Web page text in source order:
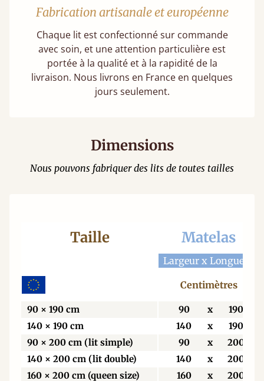
Fabrication artisanale et européenne
Chaque lit est confectionné sur commande
avec soin, et une attention particulière est
portée à la qualité et à la rapidité de la
livraison. Nous livrons en France en quelques
jours seulement.
Dimensions
Nous pouvons fabriquer des lits de toutes tailles
Taille Matelas
Largeur x Longueur
Centimètres
90 × 190 cm 90 x
190
140 × 190 cm
140 x
190
90 × 200 cm (lit simple)
90 x
200
140 × 200 cm (lit double)
140 x
200
160 × 200 cm (queen size)
160 x 200